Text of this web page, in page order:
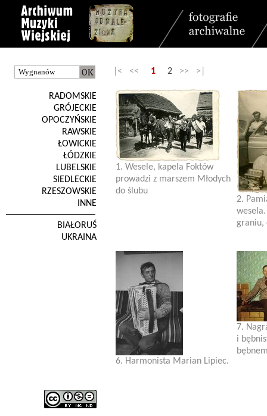
RADOMSKIE
GRÓJECKIE
OPOCZYŃSKIE
RAWSKIE
ŁOWICKIE
ŁÓDZKIE
LUBELSKIE
SIEDLECKIE
RZESZOWSKIE
INNE
BIAŁORUŚ
UKRAINA
|< << 1 2 >> >|
1. Wesele, kapela Foktów
prowadzi z marszem Młodych
do ślubu
2.
graniu,
6. Harmonista Marian Lipiec.
7.
i